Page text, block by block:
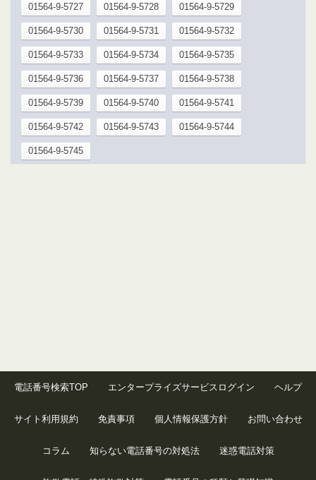
01564-9-5727 01564-9-5728 01564-9-5729
01564-9-5730 01564-9-5731 01564-9-5732
01564-9-5733 01564-9-5734 01564-9-5735
01564-9-5736 01564-9-5737 01564-9-5738
01564-9-5739 01564-9-5740 01564-9-5741
01564-9-5742 01564-9-5743 01564-9-5744
01564-9-5745
電話番号検索TOP エンタープライズサービスログイン ヘルプ
サイト利用規約 免責事項 個人情報保護方針 お問い合わせ
コラム 知らない電話番号の対処法 迷惑電話対策